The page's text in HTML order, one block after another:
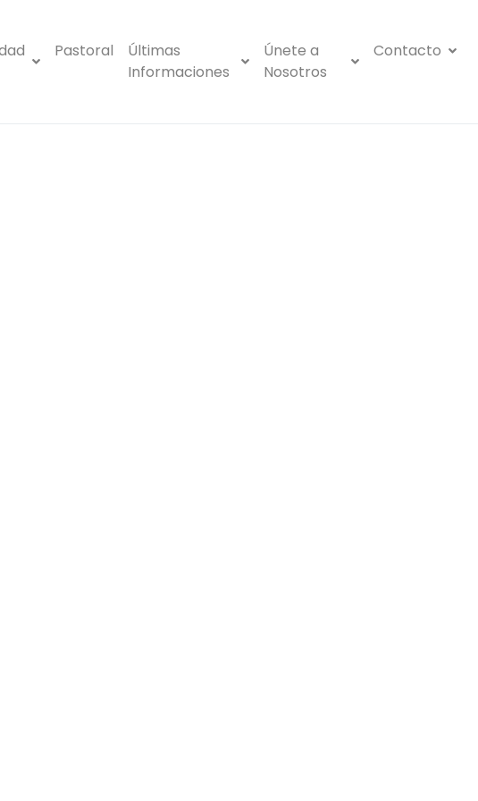
Pastoral
Últimas
Informaciones
Únete a
Nosotros
Contacto